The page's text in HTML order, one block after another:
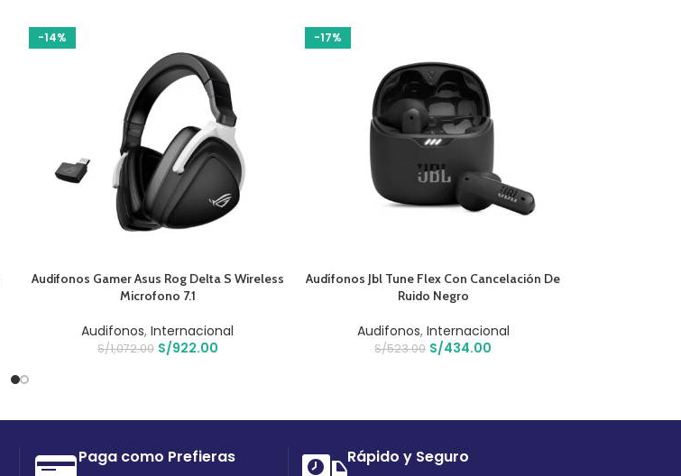
-14%
AÑADIR AL CARRITO
Audifonos Gamer Asus Rog Delta S Wireless
Microfono 7.1
Audifonos,Internacional
S/1,072.00 S/922.00
-17%
AÑADIR AL CARRITO
Audífonos Jbl Tune Flex Con Cancelación De
Ruido Negro
Audifonos, Internacional
S/523.00 S/434.00
Paga como Prefieras Rápido y Seguro